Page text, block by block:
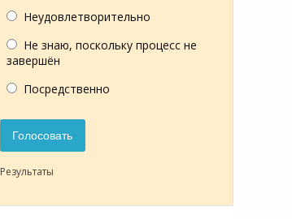
Неудовлетворительно
Не знаю, поскольку процесс не
завершён
Посредственно
Голосовать
Результаты